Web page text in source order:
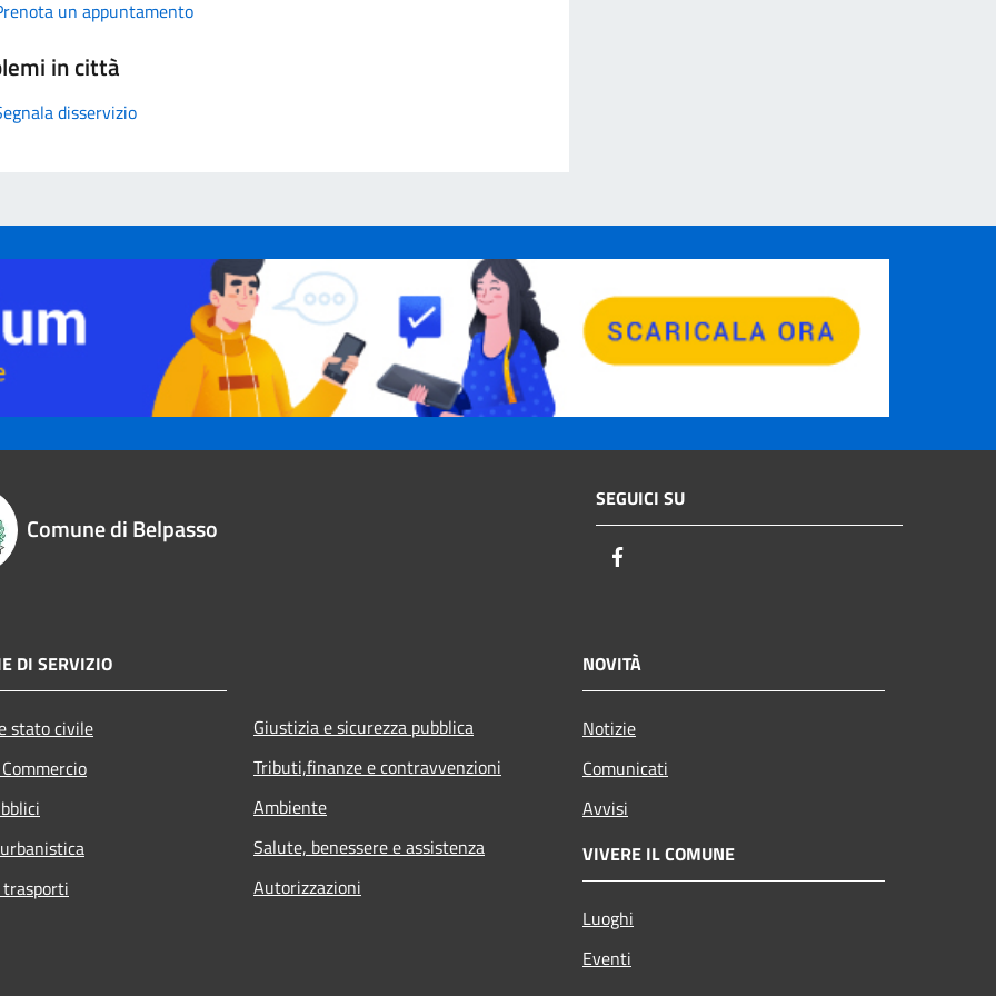
un appuntamento
in città
disservizio
Comune di Belpasso
SEGUICI SU
DI SERVIZIO
stato civile
Giustizia e sicurezza pubblica
Tributi,finanze e contravvenzioni
Ambiente
Salute, benessere e assistenza
Autorizzazioni
NOVITÀ
Notizie
Comunicati
Avvisi
VIVERE IL COMUNE
Luoghi
Eventi